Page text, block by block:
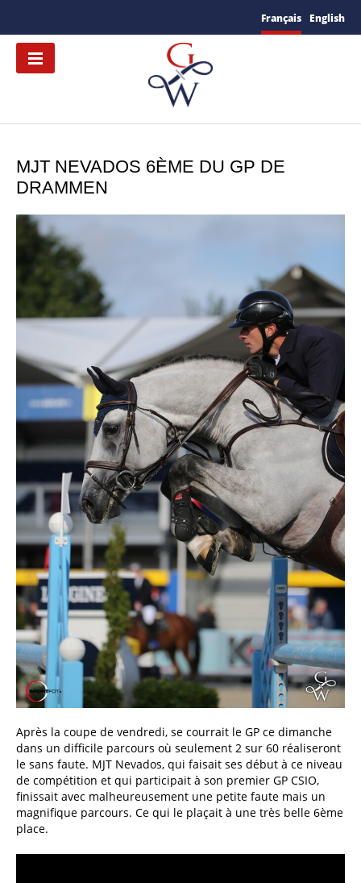
Français English
MJT NEVADOS 6ÈME DU GP DE
DRAMMEN
Après la coupe de vendredi, se courrait le GP ce dimanche
dans un difficile parcours où seulement 2 sur 60 réaliseront
le sans faute. MJT Nevados, qui faisait ses début à ce niveau
de compétition et qui participait à son premier GP CSIO,
finissait avec malheureusement une petite faute mais un
magnifique parcours. Ce qui le plaçait à une très belle 6ème
place.